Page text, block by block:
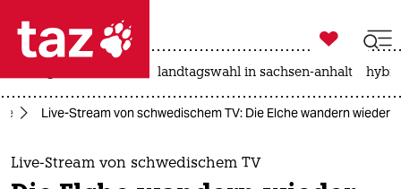
 taz zahl ich
taz zahl ich
themen

taz zahl ich
landtagswahl in sachsen-anhalt
Live-Stream von schwedischem TV: Die Elche wandern wieder
Live-Stream von schwedischem TV